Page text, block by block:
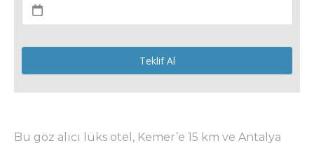
Teklif Al
Bu göz alıcı lüks otel, Kemer’e 15 km ve Antalya